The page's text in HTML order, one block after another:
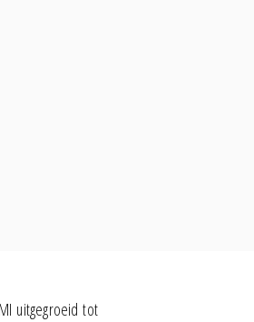
uitgegroeid tot